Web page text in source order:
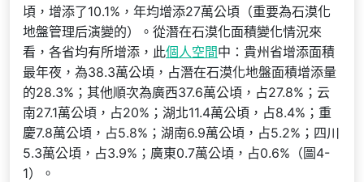
頃，增添了10.1%，年均增添27萬公頃（重要為石漠化
地盤管理后演變的）。從潛在石漠化面積變化情況來
看，各省均有所增添，此個人空間中：貴州省增添面積
最年夜，為38.3萬公頃，占潛在石漠化地盤面積增添量
的28.3%；其他順次為廣西37.6萬公頃，占27.8%；云
南27.1萬公頃，占20%；湖北11.4萬公頃，占8.4%；重
慶7.8萬公頃，占5.8%；湖南6.9萬公頃，占5.2%；四川
5.3萬公頃，占3.9%；廣東0.7萬公頃，占0.6%（圖4-
1）。